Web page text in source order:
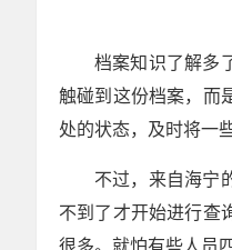
档案知识了解多
触碰到这份档案，而
处的状态，及时将一
不过，来自海宁
不到了才开始进行查
很多。就怕有些人员